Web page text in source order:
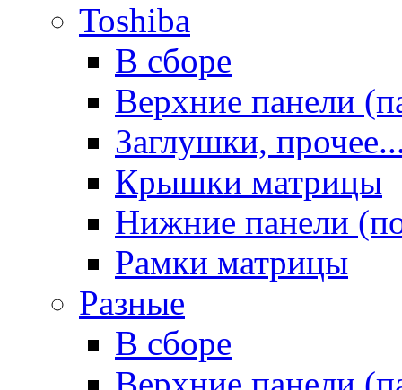
Toshiba
В сборе
Верхние панели
Заглушки,
Крышки матрицы
Нижние панели
Рамки матрицы
Разные
В сборе